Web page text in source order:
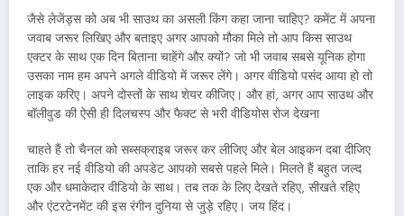
जैसे लेजेंड्स को अब भी साउथ का असली किंग कहा जाना चाहिए? कमेंट में अपना
जवाब जरूर लिखिए और बताइए अगर आपको मौका मिले तो आप किस साउथ
एक्टर के साथ एक दिन बिताना चाहेंगे और क्यों? जो भी जवाब सबसे यूनिक होगा
उसका नाम हम अपने अगले वीडियो में जरूर लेंगे। अगर वीडियो पसंद आया हो तो
लाइक करिए। अपने दोस्तों के साथ शेयर कीजिए। और हां, अगर आप साउथ और
बॉलीवुड की ऐसी ही दिलचस्प और फैक्ट से भरी वीडियोस रोज देखना
चाहते हैं तो चैनल को सब्सक्राइब जरूर कर लीजिए और बेल आइकन दबा दीजिए
ताकि हर नई वीडियो की अपडेट आपको सबसे पहले मिले। मिलते हैं बहुत जल्द
एक और धमाकेदार वीडियो के साथ। तब तक के लिए देखते रहिए, सीखते रहिए
और एंटरटेनमेंट की इस रंगीन दुनिया से जुड़े रहिए। जय हिंद।